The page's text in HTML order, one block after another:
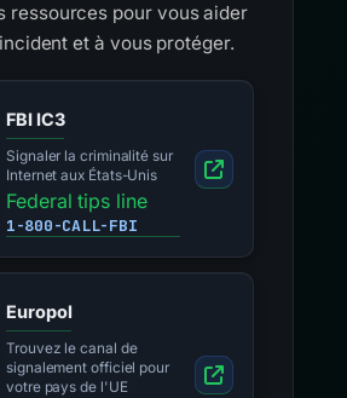
ressources pour vous aider
et à vous protéger.
FBI IC3
Signaler la criminalité sur
Internet aux États-Unis
Federal tips line
1-800-CALL-FBI
Europol
Trouvez le canal de
signalement officiel pour
votre pays de l'UE